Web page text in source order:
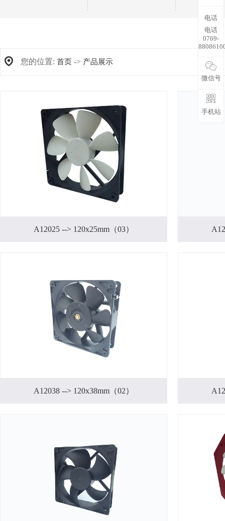
您的位置: 首页 -> 产品展示
A12025 --> 120x25mm（03）
A12038 --> 120x38mm（02）
电话
电话
0769-
微信号
手机站